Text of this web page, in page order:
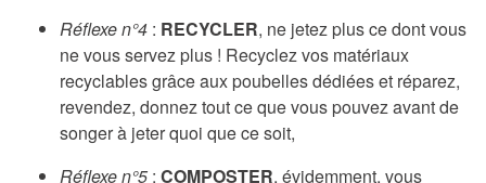
Réflexe n°4 : RECYCLER, ne jetez plus ce dont vous
ne vous servez plus ! Recyclez vos matériaux
recyclables grâce aux poubelles dédiées et réparez,
revendez, donnez tout ce que vous pouvez avant de
songer à jeter quoi que ce soit,
Réflexe n°5 : COMPOSTER, évidemment, vous